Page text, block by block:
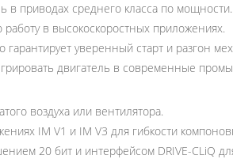
в приводах среднего класса по мощности.
в высокоскоростных приложениях.
уверенный старт и разгон
двигатель в современные
воздуха или вентилятора.
IM V1 и IM V3 для гибкости
20 бит и интерфейсом DRIVE-CLiQ